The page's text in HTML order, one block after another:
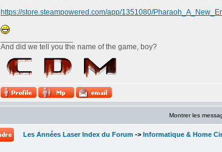
https://store.steampowered.com/app/1351080/
And did we tell you the name of the game, boy?
Montrer les
Les Années Laser Index du Forum -> Informatique & Home